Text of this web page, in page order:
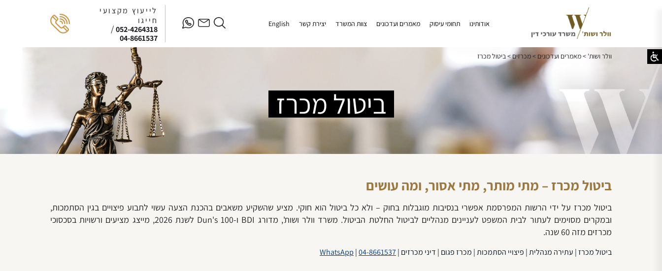
אודותינו תחומי עיסוק מאמרים ועדכונים צוות המשרד יצירת קשר English
לייעוץ מקצועי
חייגו
052-4264318
/
04-8661537
ביטול מכרז
וולר ושות' >מאמרים ועדכונים >מכרזים>ביטול מכרז
ביטול מכרז – מתי מותר, מתי אסור, ומה עושים
ביטול מכרז על ידי הרשות המפרסמת אפשרי בנסיבות מוגבלות בחוק – ולא כל ביטול הוא חוקי. מציע שהשקיע משאבים בהכנת הצעה עשוי לתבוע פיצויים בגין הסתמכות,
ובמקרים מסוימים לעתור לבית המשפט לעניינים מנהליים לביטול החלטת הביטול. משרד וולר ושות', מדורג BDI ו-Dun's 100 לשנת 2026, מייצג מציעים ורשויות בסכסוכי
מכרזים מזה 60 שנה.
ביטול מכרז | עתירה מנהלית | פיצויי הסתמכות | מכרז פגום | דיני מכרזים |04-8661537
|
WhatsApp